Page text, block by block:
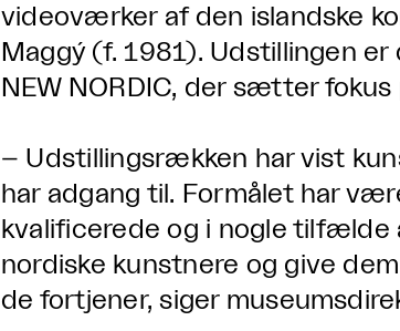
videoværker af den islandske
Maggý (f. 1981). Udstillingen
NEW NORDIC, der sætter
– Udstillingsrækken har vist
har adgang til. Formålet har
kvalificerede og i nogle
nordiske kunstnere og give
de fortjener, siger